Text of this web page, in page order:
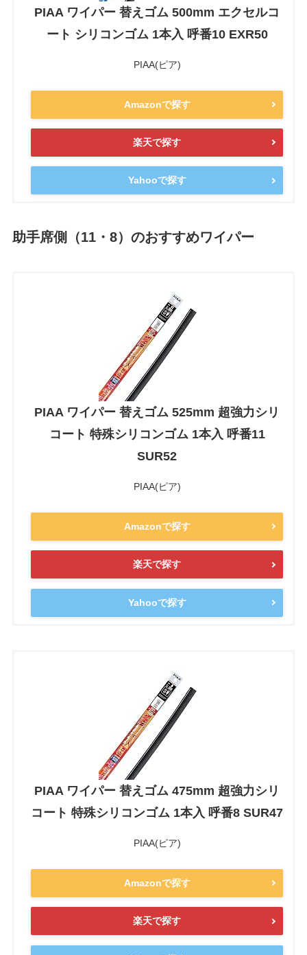
PIAA ワイパー 替えゴム 500mm エクセルコ
ート シリコンゴム 1本入 呼番10 EXR50
PIAA(ピア)
Amazonで探す
楽天で探す
Yahooで探す
助手席側（11・8）のおすすめワイパー
PIAA ワイパー 替えゴム 525mm 超強力シリ
コート 特殊シリコンゴム 1本入 呼番11
SUR52
PIAA(ピア)
Amazonで探す
楽天で探す
Yahooで探す
PIAA ワイパー 替えゴム 475mm 超強力シリ
コート 特殊シリコンゴム 1本入 呼番8 SUR47
PIAA(ピア)
Amazonで探す
楽天で探す